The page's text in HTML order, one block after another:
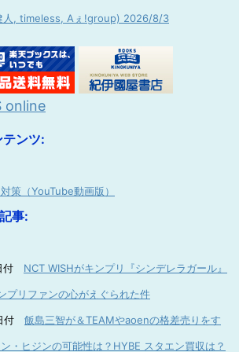
人, timeless, Aぇ!group) 2026/8/3
ンツ:
策（YouTube動画版）
事:
付 NCT WISHがキンプリ『シンデレラガール』
プリファンの心がえぐられた件
付 飯島三智が＆TEAMやaoenの格差売りをす
・ヒジンの可能性は？HYBE スタエン買収は？